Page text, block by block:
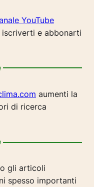
YouTube
iscriverti e abbonarti
aumenti la
di ricerca
gli articoli
spesso importanti